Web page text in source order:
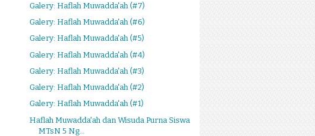
Galery: Haflah Muwadda'ah (#7)
Galery: Haflah Muwadda'ah (#6)
Galery: Haflah Muwadda'ah (#5)
Galery: Haflah Muwadda'ah (#4)
Galery: Haflah Muwadda'ah (#3)
Galery: Haflah Muwadda'ah (#2)
Galery: Haflah Muwadda'ah (#1)
Haflah Muwadda'ah dan Wisuda Purna Siswa
MTsN 5 Ng...